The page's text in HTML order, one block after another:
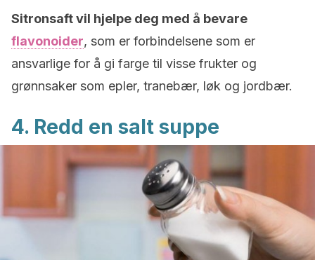
Sitronsaft vil hjelpe deg med å bevare
flavonoider, som er forbindelsene som er
ansvarlige for å gi farge til visse frukter og
grønnsaker som epler, tranebær, løk og jordbær.
4. Redd en salt suppe